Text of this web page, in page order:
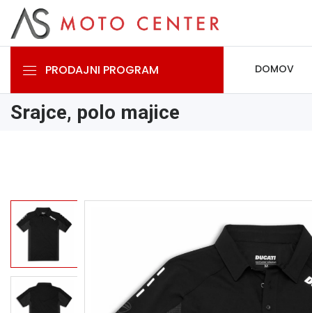
PRODAJNI PROGRAM DOMOV
Srajce, polo majice